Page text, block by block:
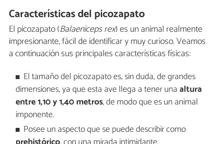
Características del picozapato
El picozapato (Balaeniceps rex) es un animal realmente
impresionante, fácil de identificar y muy curioso. Veamos
a continuación sus principales características físicas:
El tamaño del picozapato es, sin duda, de grandes
dimensiones, ya que esta ave llega a tener unaaltura
entre 1,10 y 1,40 metros, de modo que es un animal
imponente.
Posee un aspecto que se puede describir como